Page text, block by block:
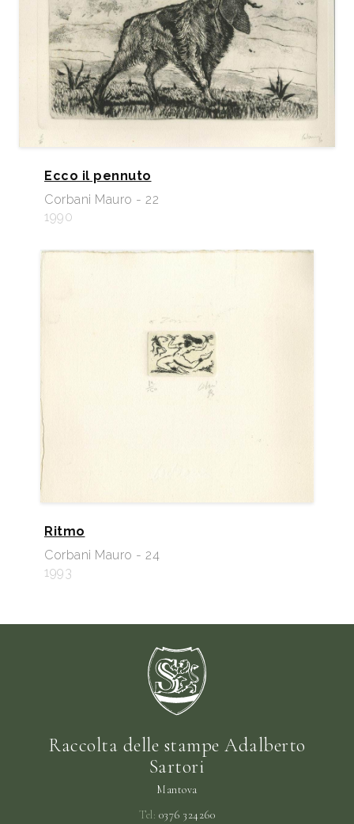
Ecco il pennuto
Corbani Mauro - 22
1990
Ritmo
Corbani Mauro - 24
1993
Raccolta delle stampe Adalberto
Sartori
Mantova
Tel: 0376 324260